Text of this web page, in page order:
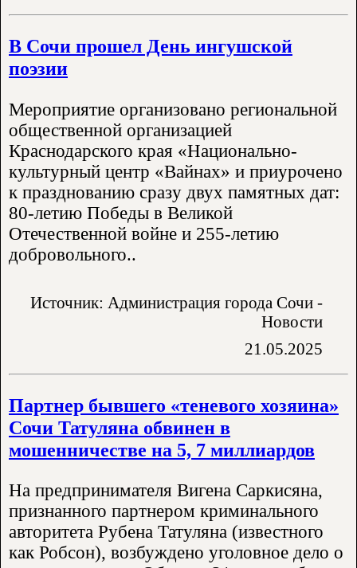
В Сочи прошел День ингушской
поэзии
Мероприятие организовано региональной
общественной организацией
Краснодарского края «Национально-
культурный центр «Вайнах» и приурочено
к празднованию сразу двух памятных дат:
80-летию Победы в Великой
Отечественной войне и 255-летию
добровольного..
Источник: Администрация города Сочи -
Новости
21.05.2025
Партнер бывшего «теневого хозяина»
Сочи Татуляна обвинен в
мошенничестве на 5, 7 миллиардов
На предпринимателя Вигена Саркисяна,
признанного партнером криминального
авторитета Рубена Татуляна (известного
как Робсон), возбуждено уголовное дело о